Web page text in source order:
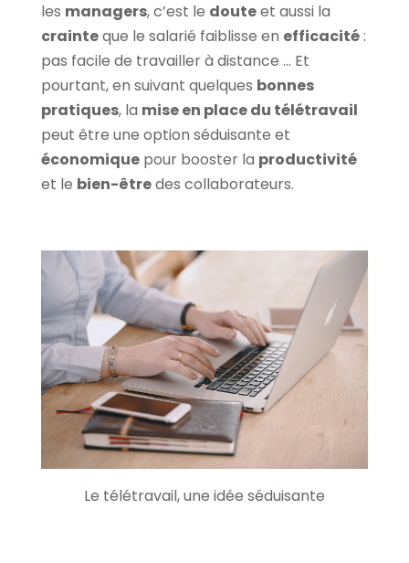
les managers, c’est le douteet aussi la
crainteque le salarié faiblisse en efficacité:
pas facile de travailler à distance … Et
pourtant, en suivant quelques bonnes
pratiques, la mise en place du télétravail
peut être une option séduisante et
économiquepour booster la productivité
et le bien-êtredes collaborateurs.
Le télétravail, une idée séduisante